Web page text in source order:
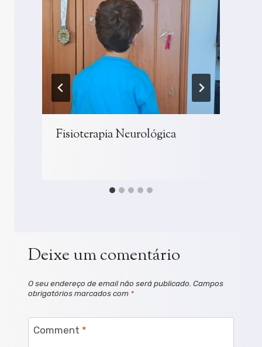
Fisioterapia Neurológica
Deixe um comentário
O seu endereço de email não será publicado. Campos
obrigatórios marcados com *
Comment *